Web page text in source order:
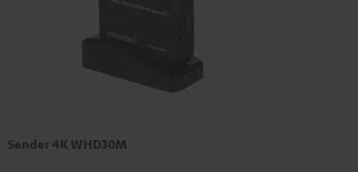
Sender 4K WHD30M